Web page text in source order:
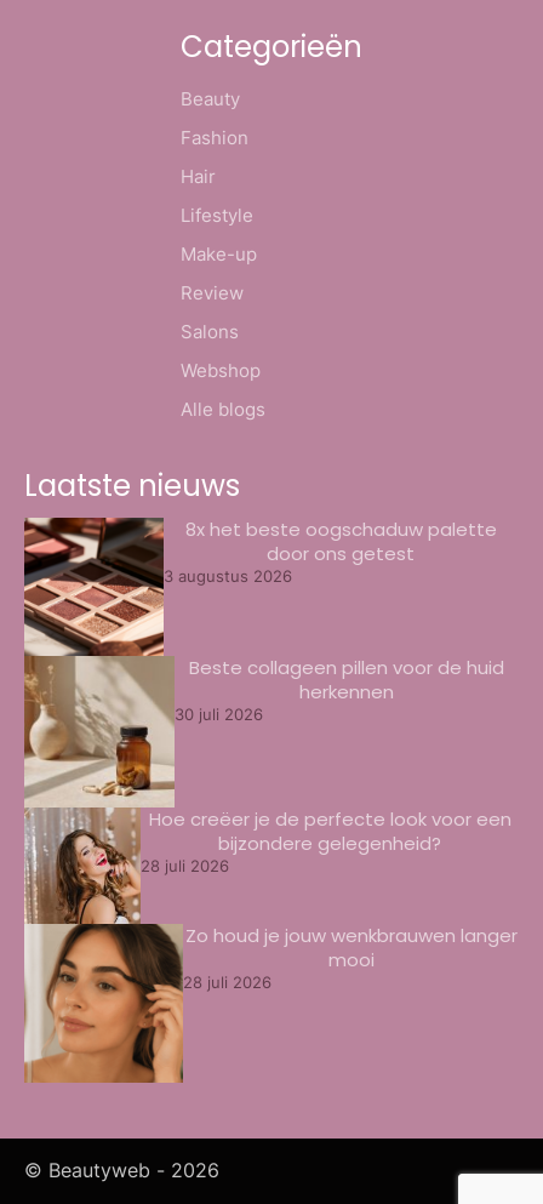
Categorieën
Beauty
Fashion
Hair
Lifestyle
Make-up
Review
Salons
Webshop
Alle blogs
Laatste nieuws
8x het beste oogschaduw palette
door ons getest
3 augustus 2026
Beste collageen pillen voor de huid
herkennen
30 juli 2026
Hoe creëer je de perfecte look voor een
bijzondere gelegenheid?
28 juli 2026
Zo houd je jouw wenkbrauwen langer
mooi
28 juli 2026
© Beautyweb - 2026